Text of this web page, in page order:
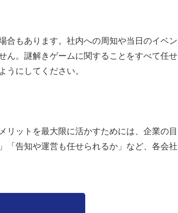
合もあります。社内への周知や当日のイベン
ん。謎解きゲームに関することをすべて任せ
うにしてください。
リットを最大限に活かすためには、企業の目
「告知や運営も任せられるか」など、各会社